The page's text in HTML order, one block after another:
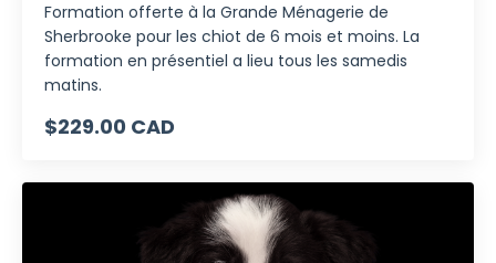
Formation offerte à la Grande Ménagerie de
Sherbrooke pour les chiot de 6 mois et moins. La
formation en présentiel a lieu tous les samedis
matins.
$229.00 CAD